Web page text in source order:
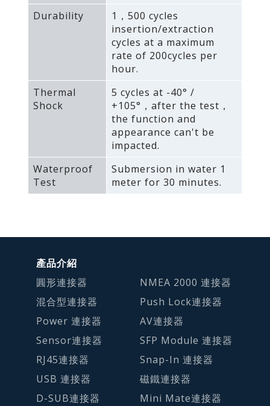
Durability
1，500 cycles
insertion/extraction
cycles at a maximum
rate of 200cycles per
hour.
Thermal
Shock
5 cycles at -40° /
+105°，after the test，
the function and
appearance can't be
impacted.
Waterproof
Test
Submersion in water 1
meter for 30 minutes.
產品介紹
圓形連接器
混合型連接器
Power 連接器
Sensor連接器
RJ45連接器
USB 連接器
D-SUB連接器
NMEA 2000 連接器
Push Lock連接器
AV連接器
SFP Module 連接器
Snap-In 連接器
磁鐵連接器
Mini Mate連接器